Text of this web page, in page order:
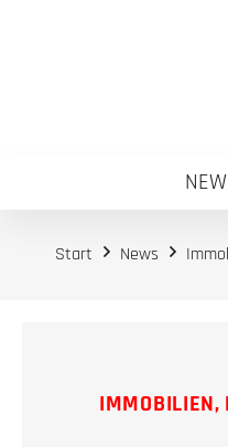
Start News
IMMOBILIEN,